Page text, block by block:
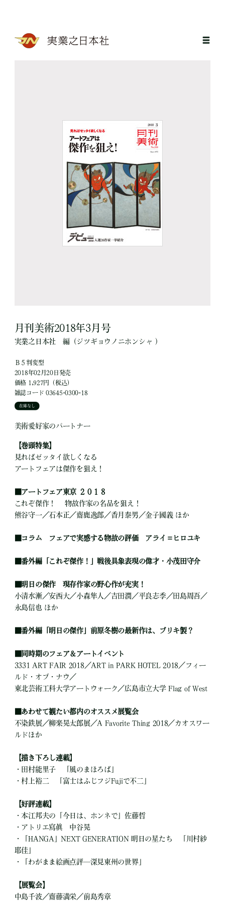
月刊美術2018年3月号
実業之日本社 編（ジツギョウノニホンシャ ）
Ｂ５判変型
2018年02月20日発売
価格 1,927円（税込）
雑誌コード 03645-0300-18
在庫なし
美術愛好家のパートナー
【巻頭特集】
見ればゼッタイ欲しくなる
アートフェアは傑作を狙え！
アートフェア東京 ２０１８
これぞ傑作！ 物故作家の名品を狙え！
熊谷守一／石本正／齋鹿逸郎／香月泰男／金子國義 ほか
コラム フェアで実感する物故の評価 アライ＝ヒロユキ
■番外編「これぞ傑作！」戦後具象表現の偉才・小茂田守介
明日の傑作 現存作家の野心作が充実！
小清水漸／安西大／小森隼人／吉田潤／平良志季／田島周吾／
永島信也 ほか
■番外編「明日の傑作」前原冬樹の最新作は、ブリキ製？
同時期のフェア＆アートイベント
3331 ART FAIR 2018／ART in PARK HOTEL 2018／フィー
ルド・オブ・ナウ／
東北芸術工科大学アートウォーク／広島市立大学 Flag of West
あわせて観たい都内のオススメ展覧会
不染鉄展／柳楽晃太郎展／A Favorite Thing 2018／カオスワー
ルドほか
【描き下ろし連載】
・田村能里子 「風のまほろば」
・村上裕二 「富士はふじフジFujiで不二」
【好評連載】
・本江邦夫の「今日は、ホンネで」佐藤哲
・アトリエ寫眞 中谷晃
・「HANGA」NEXT GENERATION 明日の星たち 「川村紗
耶佳」
・「わがまま絵画点評─深見東州の世界」
【展覧会】
中島千波／齋藤満栄／前島秀章